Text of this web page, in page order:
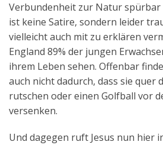
Verbundenheit zur Natur spürbar
ist keine Satire, sondern leider
vielleicht auch mit zu erklären
England 89% der jungen
ihrem Leben sehen. Offenbar
auch nicht dadurch, dass sie quer
rutschen oder einen Golfball vor
versenken.
Und dagegen ruft Jesus nun hier